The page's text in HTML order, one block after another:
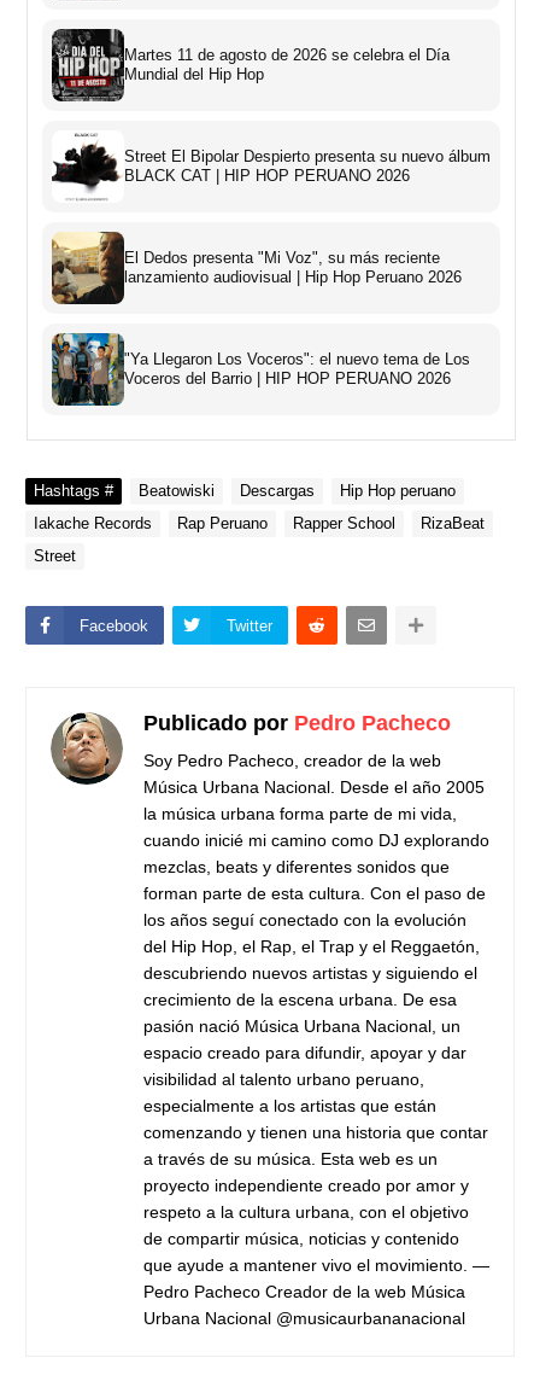
Martes 11 de agosto de 2026 se celebra el Día
Mundial del Hip Hop
Street El Bipolar Despierto presenta su nuevo álbum
BLACK CAT | HIP HOP PERUANO 2026
El Dedos presenta "Mi Voz", su más reciente
lanzamiento audiovisual | Hip Hop Peruano 2026
"Ya Llegaron Los Voceros": el nuevo tema de Los
Voceros del Barrio | HIP HOP PERUANO 2026
Hashtags # Beatowiski Descargas
Hip Hop peruano
Iakache Records
Rap Peruano Rapper School
RizaBeat
Street
Facebook Twitter
Publicado por Pedro Pacheco
Soy Pedro Pacheco, creador de la web
Música Urbana Nacional. Desde el año 2005
la música urbana forma parte de mi vida,
cuando inicié mi camino como DJ explorando
mezclas, beats y diferentes sonidos que
forman parte de esta cultura. Con el paso de
los años seguí conectado con la evolución
del Hip Hop, el Rap, el Trap y el Reggaetón,
descubriendo nuevos artistas y siguiendo el
crecimiento de la escena urbana. De esa
pasión nació Música Urbana Nacional, un
espacio creado para difundir, apoyar y dar
visibilidad al talento urbano peruano,
especialmente a los artistas que están
comenzando y tienen una historia que contar
a través de su música. Esta web es un
proyecto independiente creado por amor y
respeto a la cultura urbana, con el objetivo
de compartir música, noticias y contenido
que ayude a mantener vivo el movimiento. —
Pedro Pacheco Creador de la web Música
Urbana Nacional @musicaurbananacional